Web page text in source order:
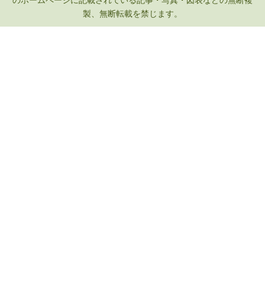
製、無断転載を禁じます。